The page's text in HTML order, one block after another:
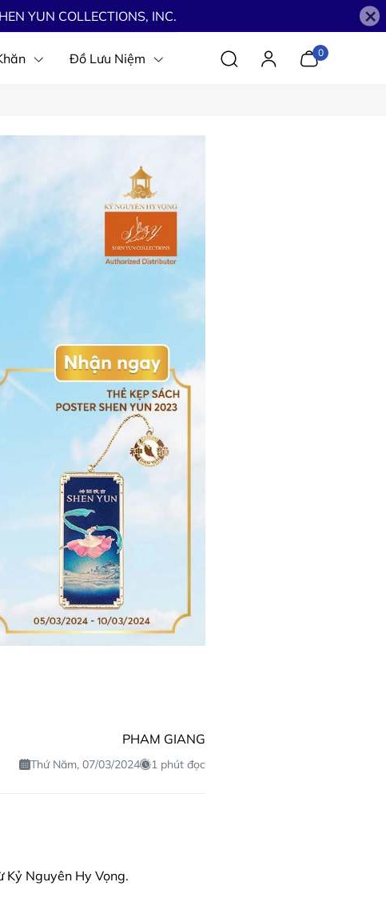
YUN COLLECTIONS, INC. ×
Đồ Lưu Niệm 0
PHAM GIANG
Thứ Năm, 07/03/2024 1 phút đọc
Nguyên Hy Vọng.